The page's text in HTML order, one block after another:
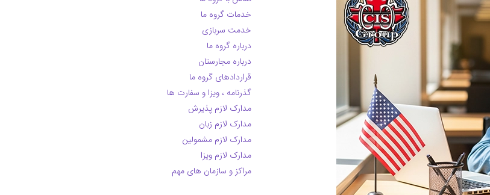
خدمات گروه ما
خدمت سربازی
درباره گروه ما
درباره مجارستان
قراردادهای گروه ما
گذرنامه ، ویزا و سفارت ها
مدارک لازم پذیرش
مدارک لازم زبان
مدارک لازم مشمولین
مدارک لازم ویزا
مراکز و سازمان های مهم